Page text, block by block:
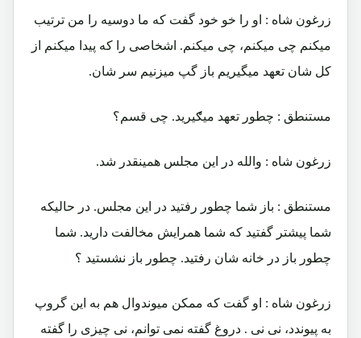
زرغون شاه : او را خو خود گفت که ما دوسیه را من ترتیب
میکنم چی میکنم، چی میکنم. اشخاصی را که پیدا میکنم از
کل شان تعهد میگیریم باز گپ میزنیم سر شان.
مستنطق : چطور تعهد میګیرید. چی قسم؟
زرغون شاه : والله در این مجلس همینقدر شد.
مستنطق : باز شما چطور رفتید در این مجلس. در حالیکه
شما پیشتر گفتید که شما همرایش مخالفت دارید. شما
چطور باز در خانه شان رفتید. چطور باز نشستید ؟
زرغون شاه : او گفت که ممکن میوندوال هم به این گروپ
به پیوندد، نی نی . دروغ گفته نمی توانم، نی چیزی را گفته